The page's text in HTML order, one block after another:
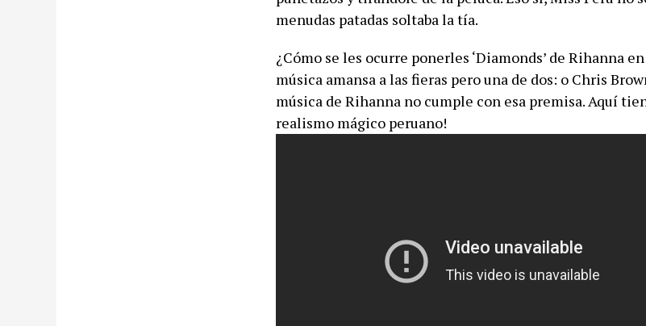
menudas patadas soltaba la tía.
¿Cómo se les ocurre ponerles ‘Diamonds’ de Rihanna
música amansa a las fieras pero una de dos: o Chris
música de Rihanna no cumple con esa premisa. Aquí
realismo mágico peruano!